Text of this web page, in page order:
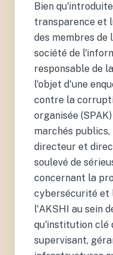
Bien
transparence et
des membres de
société de
responsable de
l'objet d'une
contre la
organisée
marchés
directeur et
soulevé de
concernant la
cybersécurité et
l'AKSHI au sein
qu'institution clé
supervisant,